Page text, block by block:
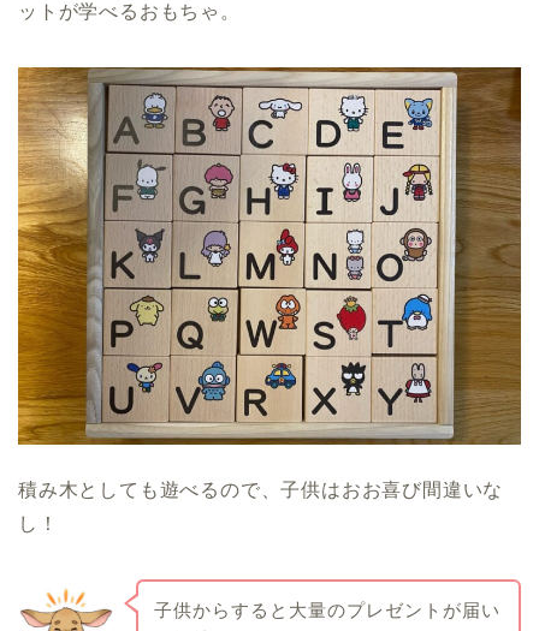
ットが学べるおもちゃ。
積み木としても遊べるので、子供はおお喜び間違いな
し！
子供からすると大量のプレゼントが届い